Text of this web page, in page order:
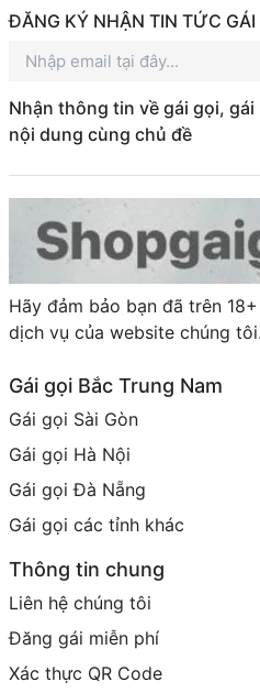
ĐĂNG KÝ NHẬN TIN TỨC GÁI
Nhận thông tin về gái gọi,
nội dung cùng chủ đề
Hãy đảm bảo bạn đã trên
dịch vụ của website chúng
Gái gọi Bắc Trung Nam
Gái gọi Sài Gòn
Gái gọi Hà Nội
Gái gọi Đà Nẵng
Gái gọi các tỉnh khác
Thông tin chung
Liên hệ chúng tôi
Đăng gái miễn phí
Xác thực QR Code